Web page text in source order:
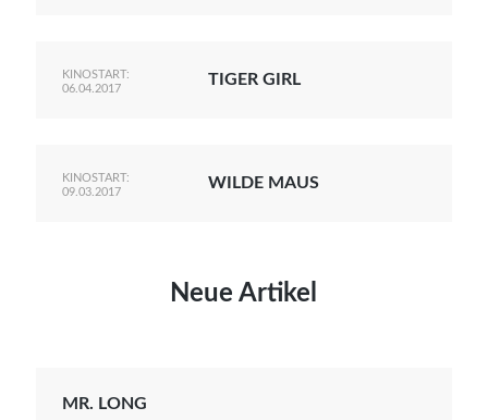
KINOSTART:
06.04.2017
TIGER GIRL
KINOSTART:
09.03.2017
WILDE MAUS
Neue Artikel
MR. LONG